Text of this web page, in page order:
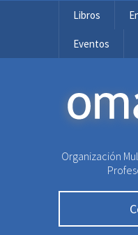
Libros
Eventos
OMAPA
Organización